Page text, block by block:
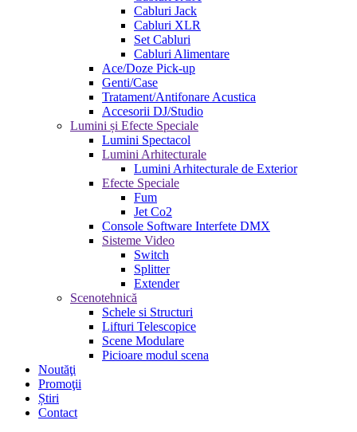
Cabluri Jack
Cabluri XLR
Set Cabluri
Cabluri Alimentare
Ace/Doze Pick-up
Genti/Case
Tratament/Antifonare Acustica
Accesorii DJ/Studio
Lumini și Efecte Speciale
Lumini Spectacol
Lumini Arhitecturale
Lumini Arhitecturale de Exterior
Efecte Speciale
Fum
Jet Co2
Console Software Interfete DMX
Sisteme Video
Switch
Splitter
Extender
Scenotehnică
Schele si Structuri
Lifturi Telescopice
Scene Modulare
Picioare modul scena
Noutăţi
Promoţii
Știri
Contact